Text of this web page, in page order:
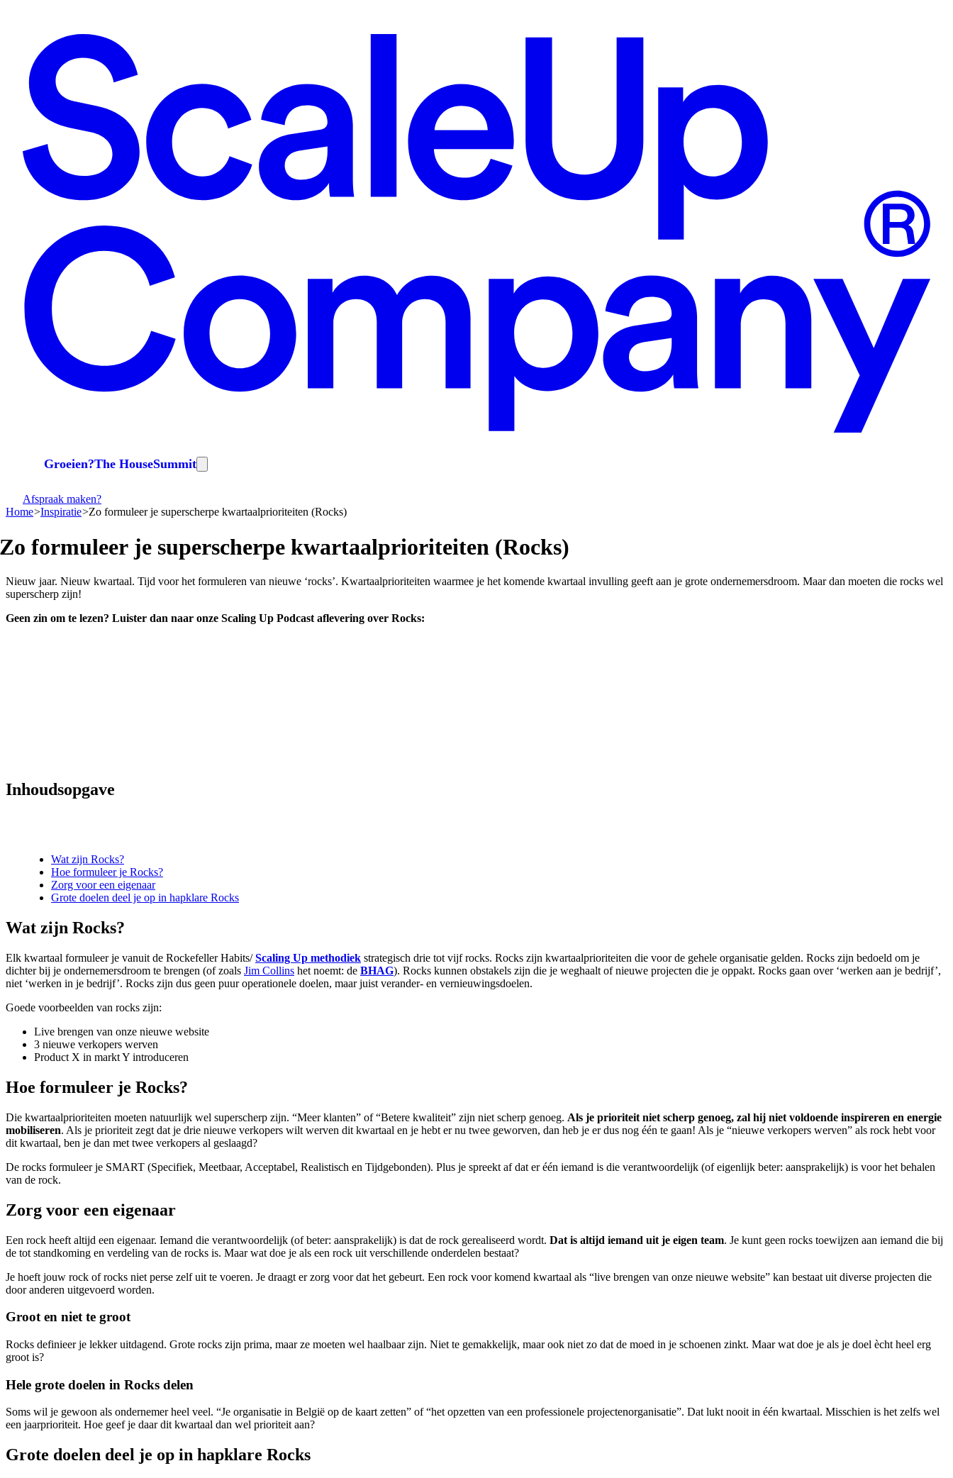
Groeien?The HouseSummit
Afspraak maken?
Home Inspiratie Zo formuleer je superscherpe kwartaalprioriteiten (Rocks)
formuleer je superscherpe kwartaalprioriteiten (Rocks)
Nieuw jaar. Nieuw kwartaal. Tijd voor het formuleren van nieuwe ‘rocks’. Kwartaalprioriteiten waarmee je het komende kwartaal invulling geeft aan je grote ondernemersdroom. Maar dan moeten die rocks wel
superscherp zijn!
Geen zin om te lezen? Luister dan naar onze Scaling Up Podcast aflevering over Rocks:
Inhoudsopgave
Wat zijn Rocks?
Hoe formuleer je Rocks?
Zorg voor een eigenaar
Grote doelen deel je op in hapklare Rocks
Wat zijn Rocks?
Elk kwartaal formuleer je vanuit de Rockefeller Habits/Scaling Up methodiek strategisch drie tot vijf rocks. Rocks zijn kwartaalprioriteiten die voor de gehele organisatie gelden. Rocks zijn bedoeld om je
dichter bij je ondernemersdroom te brengen (of zoals Jim Collins het noemt: de BHAG). Rocks kunnen obstakels zijn die je weghaalt of nieuwe projecten die je oppakt. Rocks gaan over ‘werken aan je bedrijf’,
niet ‘werken in je bedrijf’. Rocks zijn dus geen puur operationele doelen, maar juist verander- en vernieuwingsdoelen.
Goede voorbeelden van rocks zijn:
Live brengen van onze nieuwe website
3 nieuwe verkopers werven
Product X in markt Y introduceren
Hoe formuleer je Rocks?
Die kwartaalprioriteiten moeten natuurlijk wel superscherp zijn. “Meer klanten” of “Betere kwaliteit” zijn niet scherp genoeg. Als je prioriteit niet scherp genoeg, zal hij niet voldoende inspireren en energie
mobiliseren. Als je prioriteit zegt dat je drie nieuwe verkopers wilt werven dit kwartaal en je hebt er nu twee geworven, dan heb je er dus nog één te gaan! Als je “nieuwe verkopers werven” als rock hebt voor
dit kwartaal, ben je dan met twee verkopers al geslaagd?
De rocks formuleer je SMART (Specifiek, Meetbaar, Acceptabel, Realistisch en Tijdgebonden). Plus je spreekt af dat er één iemand is die verantwoordelijk (of eigenlijk beter: aansprakelijk) is voor het behalen
van de rock.
Zorg voor een eigenaar
Een rock heeft altijd een eigenaar. Iemand die verantwoordelijk (of beter: aansprakelijk) is dat de rock gerealiseerd wordt. Dat is altijd iemand uit je eigen team. Je kunt geen rocks toewijzen aan iemand die bij
de tot standkoming en verdeling van de rocks is. Maar wat doe je als een rock uit verschillende onderdelen bestaat?
Je hoeft jouw rock of rocks niet perse zelf uit te voeren. Je draagt er zorg voor dat het gebeurt. Een rock voor komend kwartaal als “live brengen van onze nieuwe website” kan bestaat uit diverse projecten die
door anderen uitgevoerd worden.
Groot en niet te groot
Rocks definieer je lekker uitdagend. Grote rocks zijn prima, maar ze moeten wel haalbaar zijn. Niet te gemakkelijk, maar ook niet zo dat de moed in je schoenen zinkt. Maar wat doe je als je doel ècht heel erg
groot is?
Hele grote doelen in Rocks delen
Soms wil je gewoon als ondernemer heel veel. “Je organisatie in België op de kaart zetten” of “het opzetten van een professionele projectenorganisatie”. Dat lukt nooit in één kwartaal. Misschien is het zelfs wel
een jaarprioriteit. Hoe geef je daar dit kwartaal dan wel prioriteit aan?
Grote doelen deel je op in hapklare Rocks